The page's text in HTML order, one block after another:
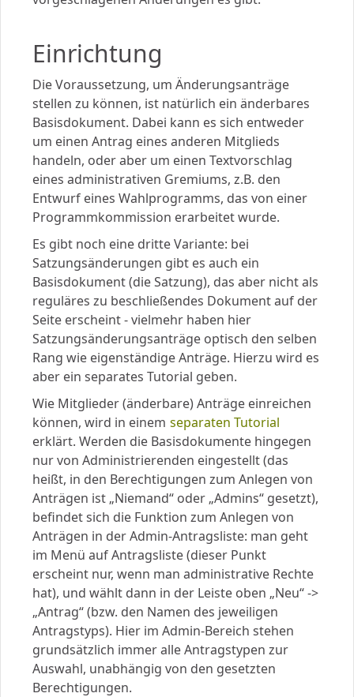
Einrichtung
Die Voraussetzung, um Änderungsanträge
stellen zu können, ist natürlich ein änderbares
Basisdokument. Dabei kann es sich entweder
um einen Antrag eines anderen Mitglieds
handeln, oder aber um einen Textvorschlag
eines administrativen Gremiums, z.B. den
Entwurf eines Wahlprogramms, das von einer
Programmkommission erarbeitet wurde.
Es gibt noch eine dritte Variante: bei
Satzungsänderungen gibt es auch ein
Basisdokument (die Satzung), das aber nicht als
reguläres zu beschließendes Dokument auf der
Seite erscheint - vielmehr haben hier
Satzungsänderungsanträge optisch den selben
Rang wie eigenständige Anträge. Hierzu wird es
aber ein separates Tutorial geben.
Wie Mitglieder (änderbare) Anträge einreichen
können, wird in einem separaten Tutorial
erklärt. Werden die Basisdokumente hingegen
nur von Administrierenden eingestellt (das
heißt, in den Berechtigungen zum Anlegen von
Anträgen ist „Niemand“ oder „Admins“ gesetzt),
befindet sich die Funktion zum Anlegen von
Anträgen in der Admin-Antragsliste: man geht
im Menü auf Antragsliste (dieser Punkt
erscheint nur, wenn man administrative Rechte
hat), und wählt dann in der Leiste oben „Neu“ ->
„Antrag“ (bzw. den Namen des jeweiligen
Antragstyps). Hier im Admin-Bereich stehen
grundsätzlich immer alle Antragstypen zur
Auswahl, unabhängig von den gesetzten
Berechtigungen.